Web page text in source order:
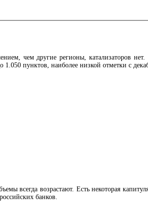
чем другие регионы, катализаторов нет.
1.050 пунктов, наиболее низкой отметки с
всегда возрастают. Есть некоторая
банков.